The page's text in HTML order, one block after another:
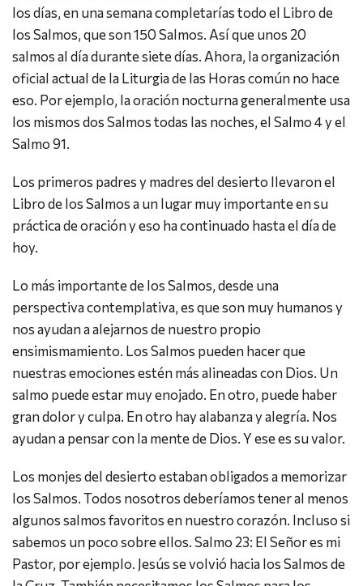
los días, en una semana completarías todo el Libro de
los Salmos, que son 150 Salmos. Así que unos 20
salmos al día durante siete días. Ahora, la organización
oficial actual de la Liturgia de las Horas común no hace
eso. Por ejemplo, la oración nocturna generalmente usa
los mismos dos Salmos todas las noches, el Salmo 4 y el
Salmo 91.
Los primeros padres y madres del desierto llevaron el
Libro de los Salmos a un lugar muy importante en su
práctica de oración y eso ha continuado hasta el día de
hoy.
Lo más importante de los Salmos, desde una
perspectiva contemplativa, es que son muy humanos y
nos ayudan a alejarnos de nuestro propio
ensimismamiento. Los Salmos pueden hacer que
nuestras emociones estén más alineadas con Dios. Un
salmo puede estar muy enojado. En otro, puede haber
gran dolor y culpa. En otro hay alabanza y alegría. Nos
ayudan a pensar con la mente de Dios. Y ese es su valor.
Los monjes del desierto estaban obligados a memorizar
los Salmos. Todos nosotros deberíamos tener al menos
algunos salmos favoritos en nuestro corazón. Incluso si
sabemos un poco sobre ellos. Salmo 23: El Señor es mi
Pastor, por ejemplo. Jesús se volvió hacia los Salmos de